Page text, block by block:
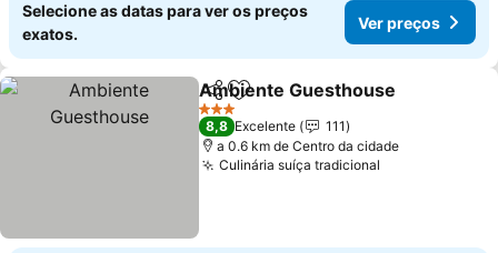
Selecione as datas para ver os preços
exatos.
Ver preços
PartilharAdicionar aos favoritos
Ambiente Guesthouse
3 Estrelas
8,8 Excelente
111
a 0.6 km de Centro da cidade
Culinária suíça tradicional